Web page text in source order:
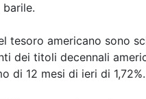
tesoro americano sono
dei titoli decennali
di 12 mesi di ieri di 1,72%.